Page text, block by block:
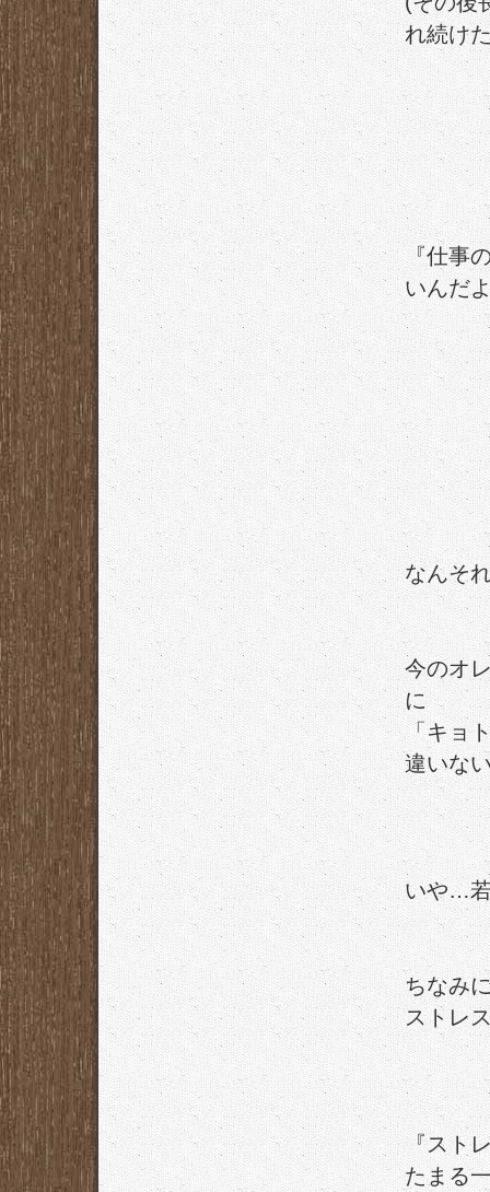
れ続け
『仕事
いんだ
なんそ
今のオ
に
「キョ
違いな
いや…
ちなみ
ストレ
『スト
たまる